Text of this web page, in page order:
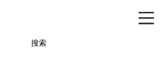
搜索